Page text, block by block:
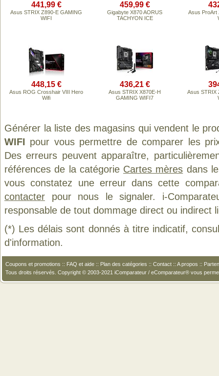
441,99 €
Asus STRIX Z890-E GAMING
WIFI
459,99 €
Gigabyte X870 AORUS
TACHYON ICE
Asus ProArt
448,15 €
Asus ROG Crosshair VIII Hero
Wifi
436,21 €
Asus STRIX X870E-H
GAMING WIFI7
Asus STRIX
Générer la liste des magasins qui vendent le
WIFI pour vous permettre de comparer les
Des erreurs peuvent apparaître,
références de la catégorie Cartes mères dans
vous constatez une erreur dans cette
contacter pour nous le signaler. i-
responsable de tout dommage direct ou indirect
(*) Les délais sont donnés à titre indicatif,
d'information.
Coupons et promotions :: FAQ et aide :: Plan des catégories :: Contact :: A propos ::
Tous droits réservés. Copyright © 2003-2021 iComparateur / eComparateur® vous